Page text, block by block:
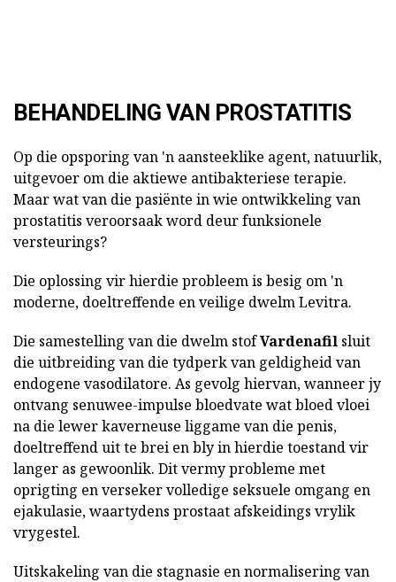
BEHANDELING VAN PROSTATITIS
Op die opsporing van 'n aansteeklike agent, natuurlik,
uitgevoer om die aktiewe antibakteriese terapie.
Maar wat van die pasiënte in wie ontwikkeling van
prostatitis veroorsaak word deur funksionele
versteurings?
Die oplossing vir hierdie probleem is besig om 'n
moderne, doeltreffende en veilige dwelm Levitra.
Die samestelling van die dwelm stofVardenafil sluit
die uitbreiding van die tydperk van geldigheid van
endogene vasodilatore. As gevolg hiervan, wanneer jy
ontvang senuwee-impulse bloedvate wat bloed vloei
na die lewer kaverneuse liggame van die penis,
doeltreffend uit te brei en bly in hierdie toestand vir
langer as gewoonlik. Dit vermy probleme met
oprigting en verseker volledige seksuele omgang en
ejakulasie, waartydens prostaat afskeidings vrylik
vrygestel.
Uitskakeling van die stagnasie en normalisering van